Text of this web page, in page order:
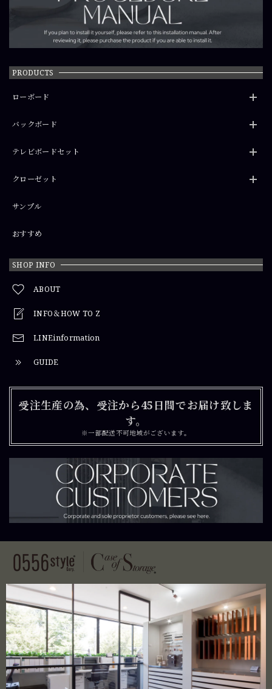
PRODUCTS
ローボード
バックボード
テレビボードセット
クローゼット
サンプル
おすすめ
SHOP INFO
ABOUT
INFO＆HOW TO Z
LINEinformation
GUIDE
受注生産の為、受注から45日間でお届け致しま
す。
※一部配送不可地域がございます。